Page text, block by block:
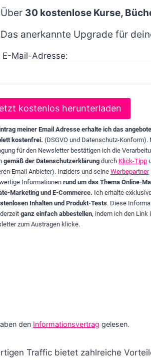
Über 30 kostenlose Kurse,
Das anerkannte Upgrade für
E-Mail-Adresse:
meiner Email Adresse erhalte ich das
kostenfrei. (DSGVO und Datenschutz-Konform).
für den Newsletter bestätigen ich die
gemäß der Datenschutzerklärungdurch Klick-Tipp
Email Anbieter). Inziders und seineWerbepartner
Informationenrund um das Thema Online-
Marketing und E-Commerce. Ich erhalte
Inhalten und Produkt-Tests. Diese
ganz einfach abbestellen, indem ich den Link
zum Austragen klicke.
den Informationsvertrag gelesen.
Traffic bietet zahlreiche